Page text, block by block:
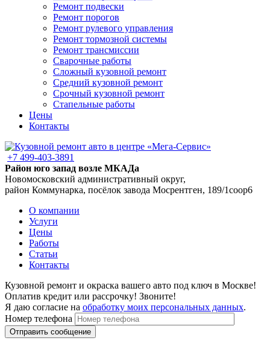
Ремонт подвески
Ремонт порогов
Ремонт рулевого управления
Ремонт тормозной системы
Ремонт трансмиссии
Сварочные работы
Сложный кузовной ремонт
Средний кузовной ремонт
Срочный кузовной ремонт
Стапельные работы
Цены
Контакты
+7 499-403-3891
Район юго запад возле МКАДа
Новомосковский административный округ,
район Коммунарка, посёлок завода Мосрентген, 189/1соор6
О компании
Услуги
Цены
Работы
Статьи
Контакты
Кузовной ремонт и окраска вашего авто под ключ в Москве!
Оплатив кредит или рассрочку! Звоните!
Я даю согласие на обработку моих персональных данных.
Номер телефона